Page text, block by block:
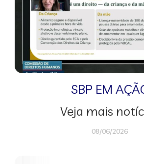
SBP EM
Veja mais
08/06/2026